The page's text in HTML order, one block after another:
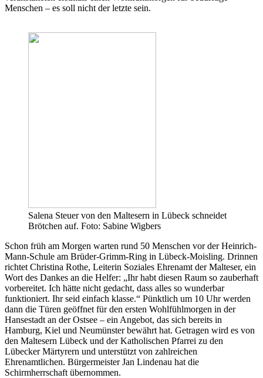
Menschen – es soll nicht der letzte sein.
Salena Steuer von den Maltesern in Lübeck schneidet
Brötchen auf. Foto: Sabine Wigbers
Schon früh am Morgen warten rund 50 Menschen vor der Heinrich-
Mann-Schule am Brüder-Grimm-Ring in Lübeck-Moisling. Drinnen
richtet Christina Rothe, Leiterin Soziales Ehrenamt der Malteser, ein
Wort des Dankes an die Helfer: „Ihr habt diesen Raum so zauberhaft
vorbereitet. Ich hätte nicht gedacht, dass alles so wunderbar
funktioniert. Ihr seid einfach klasse.“ Pünktlich um 10 Uhr werden
dann die Türen geöffnet für den ersten Wohlfühlmorgen in der
Hansestadt an der Ostsee – ein Angebot, das sich bereits in
Hamburg, Kiel und Neumünster bewährt hat. Getragen wird es von
den Maltesern Lübeck und der Katholischen Pfarrei zu den
Lübecker Märtyrern und unterstützt von zahlreichen
Ehrenamtlichen. Bürgermeister Jan Lindenau hat die
Schirmherrschaft übernommen.